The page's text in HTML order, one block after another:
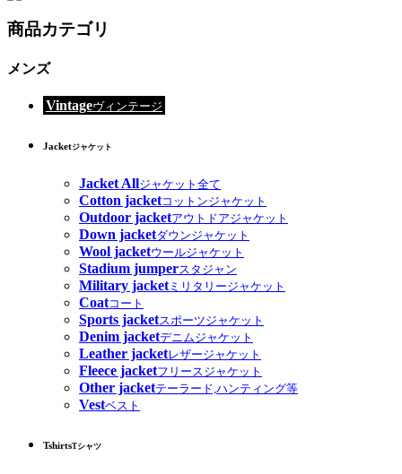
商品カテゴリ
メンズ
Vintageヴィンテージ
Jacketジャケット
Jacket Allジャケット全て
Cotton jacketコットンジャケット
Outdoor jacketアウトドアジャケット
Down jacketダウンジャケット
Wool jacketウールジャケット
Stadium jumperスタジャン
Military jacketミリタリージャケット
Coatコート
Sports jacketスポーツジャケット
Denim jacketデニムジャケット
Leather jacketレザージャケット
Fleece jacketフリースジャケット
Other jacketテーラード,ハンティング等
Vestベスト
TshirtsTシャツ